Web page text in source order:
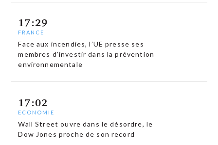
17:29
FRANCE
Face aux incendies, l’UE presse ses
membres d’investir dans la prévention
environnementale
17:02
ECONOMIE
Wall Street ouvre dans le désordre, le
Dow Jones proche de son record